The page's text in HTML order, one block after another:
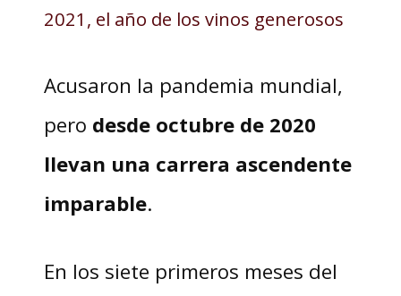
2021, el año de los vinos generosos
Acusaron la pandemia mundial,
pero desde octubre de 2020
llevan una carrera ascendente
imparable.
En los siete primeros meses del